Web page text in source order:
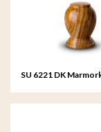
SU 6221 DK